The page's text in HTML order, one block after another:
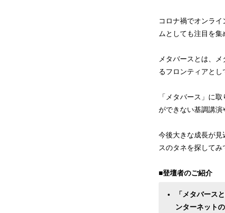
コロナ禍でオンラ
ムとしても注目を集
メタバースとは、
るフロンティアとし
「メタバース」に
ができない基調講演
今後大きな成長が見
スのタネを探してみ
■登壇者のご紹介
「メタバース
ンターネットの